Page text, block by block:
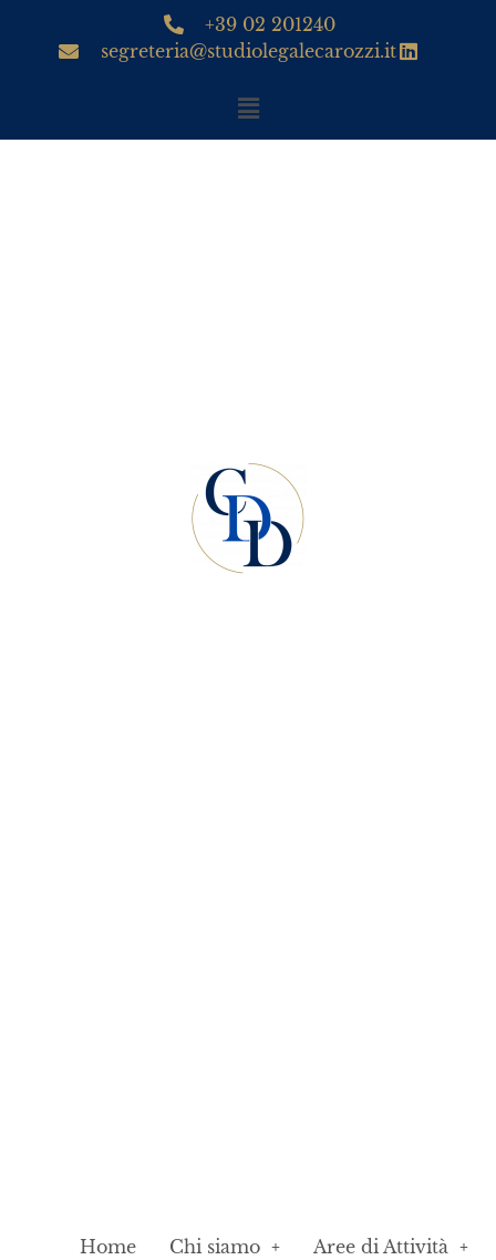
+39 02 201240
segreteria@studiolegalecarozzi.it
Home Chi siamo Aree di Attività